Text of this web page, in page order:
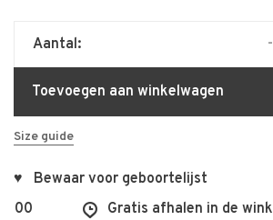
Aantal: -
Toevoegen aan winkelwagen
Size guide
♥ Bewaar voor geboortelijst
Gratis afhalen in de winkel